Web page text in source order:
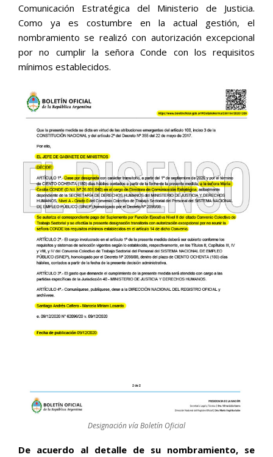
Comunicación Estratégica del Ministerio de Justicia.
Como ya es costumbre en la actual gestión, el
nombramiento se realizó con autorización excepcional
por no cumplir la señora Conde con los requisitos
mínimos establecidos.
Designación vía Boletín Oficial
De acuerdo al detalle de su nombramiento, se